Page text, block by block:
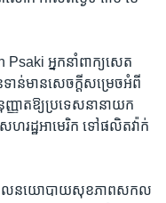
Psaki អ្នកនាំ​ពាក្យ​សេត
ន់​មានសេចក្តី​សម្រេច​អំពី​
ញាត​ឱ្យ​ប្រទេស​នានា​យក​
រដ្ឋអាមេរិក ទៅផលិត​វ៉ាក់
ោលនយោបាយ​សុខភាពសកល